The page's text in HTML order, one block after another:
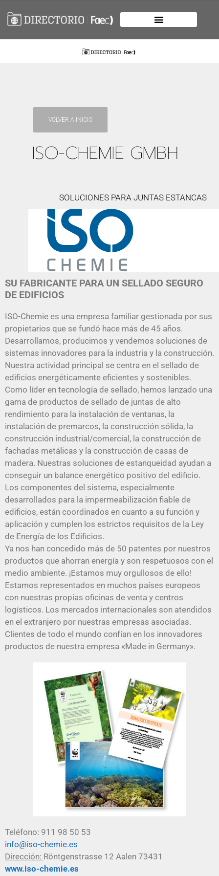
VOLVER A INICIO
ISO-CHEMIE GMBH
SOLUCIONES PARA JUNTAS ESTANCAS
SU FABRICANTE PARA UN SELLADO SEGURO
DE EDIFICIOS
ISO-Chemie es una empresa familiar gestionada por sus
propietarios que se fundó hace más de 45 años.
Desarrollamos, producimos y vendemos soluciones de
sistemas innovadores para la industria y la construcción.
Nuestra actividad principal se centra en el sellado de
edificios energéticamente eficientes y sostenibles.
Como líder en tecnología de sellado, hemos lanzado una
gama de productos de sellado de juntas de alto
rendimiento para la instalación de ventanas, la
instalación de premarcos, la construcción sólida, la
construcción industrial/comercial, la construcción de
fachadas metálicas y la construcción de casas de
madera. Nuestras soluciones de estanqueidad ayudan a
conseguir un balance energético positivo del edificio.
Los componentes del sistema, especialmente
desarrollados para la impermeabilización fiable de
edificios, están coordinados en cuanto a su función y
aplicación y cumplen los estrictos requisitos de la Ley
de Energía de los Edificios.
Ya nos han concedido más de 50 patentes por nuestros
productos que ahorran energía y son respetuosos con el
medio ambiente. ¡Estamos muy orgullosos de ello!
Estamos representados en muchos países europeos
con nuestras propias oficinas de venta y centros
logísticos. Los mercados internacionales son atendidos
en el extranjero por nuestras empresas asociadas.
Clientes de todo el mundo confían en los innovadores
productos de nuestra empresa «Made in Germany».
Teléfono: 911 98 50 53
info@iso-chemie.es
Dirección: Röntgenstrasse 12 Aalen 73431
www.iso-chemie.es